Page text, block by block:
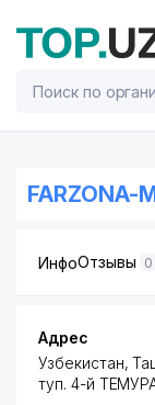
FARZONA-
ИнфоОтзывы 0
Адрес
Узбекистан,
туп. 4-й